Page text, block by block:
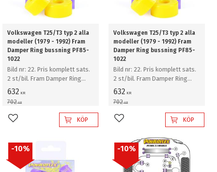
Volkswagen T25/T3 typ 2 alla
modeller (1979 - 1992) Fram
Damper Ring bussning PF85-
1022
Bild nr: 22. Pris komplett sats.
2 st/bil. Fram Damper Ring
bussning
632 KR
702KR
Lägg till i favoriterKÖP
Volkswagen T25/T3 typ 2 alla
modeller (1979 - 1992) Fram
Damper Ring bussning PF85-
1022
Bild nr: 22. Pris komplett sats.
2 st/bil. Fram Damper Ring
bussning
632 KR
702KR
Lägg till i favoriterKÖP
10% 10%